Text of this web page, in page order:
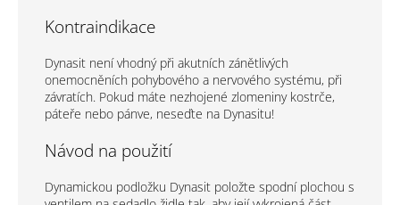
Kontraindikace
Dynasit není vhodný při akutních zánětlivých
onemocněních pohybového a nervového systému, při
závratích. Pokud máte nezhojené zlomeniny kostrče,
páteře nebo pánve, neseďte na Dynasitu!
Návod na použití
Dynamickou podložku Dynasit položte spodní plochou s